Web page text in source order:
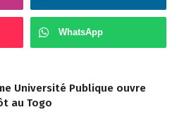
WhatsApp
Université Publique ouvre
au Togo